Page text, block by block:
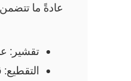
عادةً ما تتضمن
تقشير: